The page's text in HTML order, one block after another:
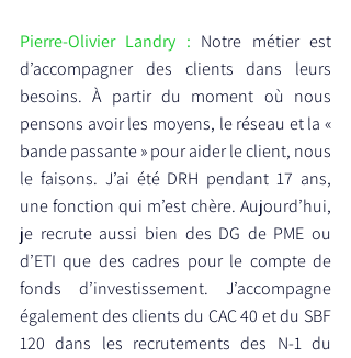
Pierre-Olivier Landry : Notre métier est
d’accompagner des clients dans leurs
besoins. À partir du moment où nous
pensons avoir les moyens, le réseau et la «
bande passante » pour aider le client, nous
le faisons. J’ai été DRH pendant 17 ans,
une fonction qui m’est chère. Aujourd’hui,
je recrute aussi bien des DG de PME ou
d’ETI que des cadres pour le compte de
fonds d’investissement. J’accompagne
également des clients du CAC 40 et du SBF
120 dans les recrutements des N-1 du